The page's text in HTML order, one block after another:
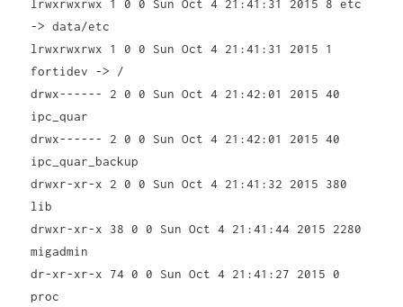
lrwxrwxrwx 1 0 0 Sun Oct 4 21:41:31 2015 8 etc
-> data/etc
lrwxrwxrwx 1 0 0 Sun Oct 4 21:41:31 2015 1
fortidev -> /
drwx------ 2 0 0 Sun Oct 4 21:42:01 2015 40
ipc_quar
drwx------ 2 0 0 Sun Oct 4 21:42:01 2015 40
ipc_quar_backup
drwxr-xr-x 2 0 0 Sun Oct 4 21:41:32 2015 380
lib
drwxr-xr-x 38 0 0 Sun Oct 4 21:41:44 2015 2280
migadmin
dr-xr-xr-x 74 0 0 Sun Oct 4 21:41:27 2015 0
proc